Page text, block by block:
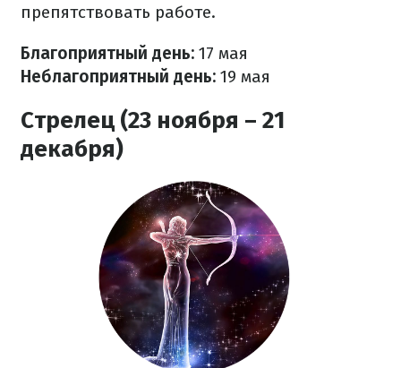
препятствовать работе.
Благоприятный день: 17 мая
Неблагоприятный день: 19 мая
Стрелец (23 ноября – 21
декабря)